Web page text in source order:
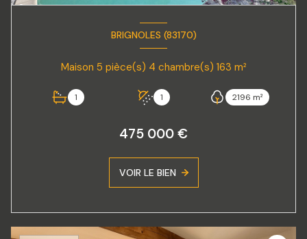
BRIGNOLES (83170)
Maison 5 pièce(s) 4 chambre(s) 163 m²
1 1 2196 m²
475 000 €
VOIR LE BIEN